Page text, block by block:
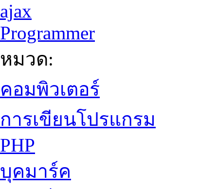
ajax
Programmer
หมวด:
คอมพิวเตอร์
การเขียนโปรแกรม
PHP
บุคมาร์ค